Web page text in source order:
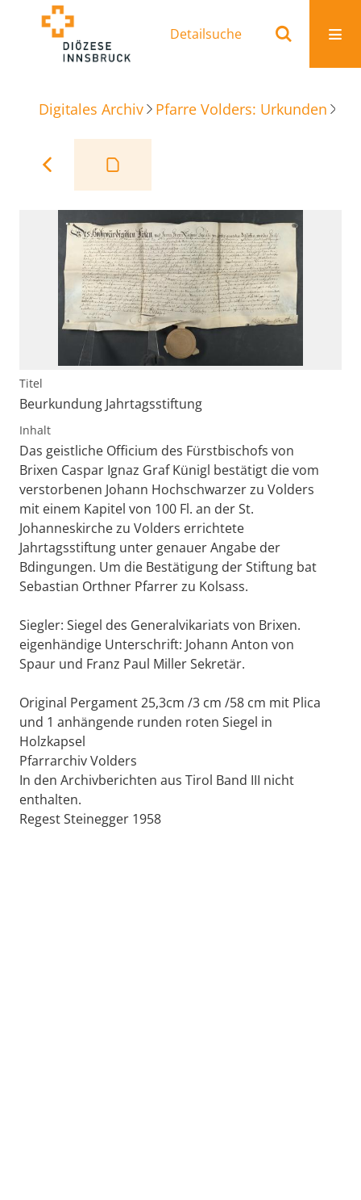
Detailsuche
Digitales Archiv Pfarre Volders: Urkunden
Titel
Beurkundung Jahrtagsstiftung
Inhalt
Das geistliche Officium des Fürstbischofs von
Brixen Caspar Ignaz Graf Künigl bestätigt die vom
verstorbenen Johann Hochschwarzer zu Volders
mit einem Kapitel von 100 Fl. an der St.
Johanneskirche zu Volders errichtete
Jahrtagsstiftung unter genauer Angabe der
Bdingungen. Um die Bestätigung der Stiftung bat
Sebastian Orthner Pfarrer zu Kolsass.
Siegler: Siegel des Generalvikariats von Brixen.
eigenhändige Unterschrift: Johann Anton von
Spaur und Franz Paul Miller Sekretär.
Original Pergament 25,3cm /3 cm /58 cm mit Plica
und 1 anhängende runden roten Siegel in
Holzkapsel
Pfarrarchiv Volders
In den Archivberichten aus Tirol Band III nicht
enthalten.
Regest Steinegger 1958